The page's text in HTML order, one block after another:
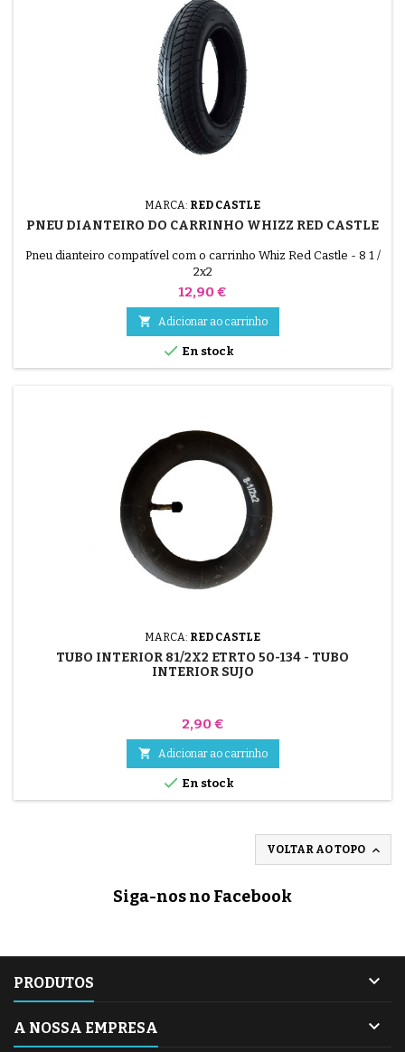
MARCA: RED CASTLE
PNEU DIANTEIRO DO CARRINHO WHIZZ RED CASTLE
Pneu dianteiro compatível com o carrinho Whiz Red Castle - 8 1 /
2x2
Preço
12,90 €
 Adicionar ao carrinho
 En stock
MARCA: RED CASTLE
TUBO INTERIOR 81/2X2 ETRTO 50-134 - TUBO
INTERIOR SUJO
Preço
2,90 €
 Adicionar ao carrinho
 En stock
VOLTAR AO TOPO 
Siga-nos no Facebook
PRODUTOS 
A NOSSA EMPRESA 